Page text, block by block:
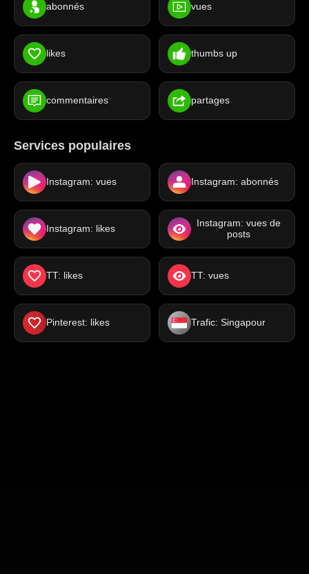
abonnés vues
likes thumbs up
commentaires partages
Services populaires
Instagram: vues Instagram: abonnés
Instagram: likes
Instagram: vues de
posts
TT: likes TT: vues
Pinterest: likes Trafic: Singapour